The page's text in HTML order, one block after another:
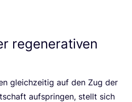
regenerativen
gleich­zei­tig auf den Zug der
auf­sprin­gen, stellt sich